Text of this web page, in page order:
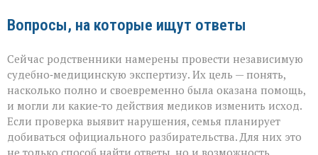
Вопросы, на которые ищут ответы
Сейчас родственники намерены провести независимую
судебно‑медицинскую экспертизу. Их цель — понять,
насколько полно и своевременно была оказана помощь,
и могли ли какие‑то действия медиков изменить исход.
Если проверка выявит нарушения, семья планирует
добиваться официального разбирательства. Для них это